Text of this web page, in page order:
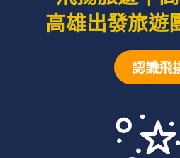
高雄出發旅遊
認識飛